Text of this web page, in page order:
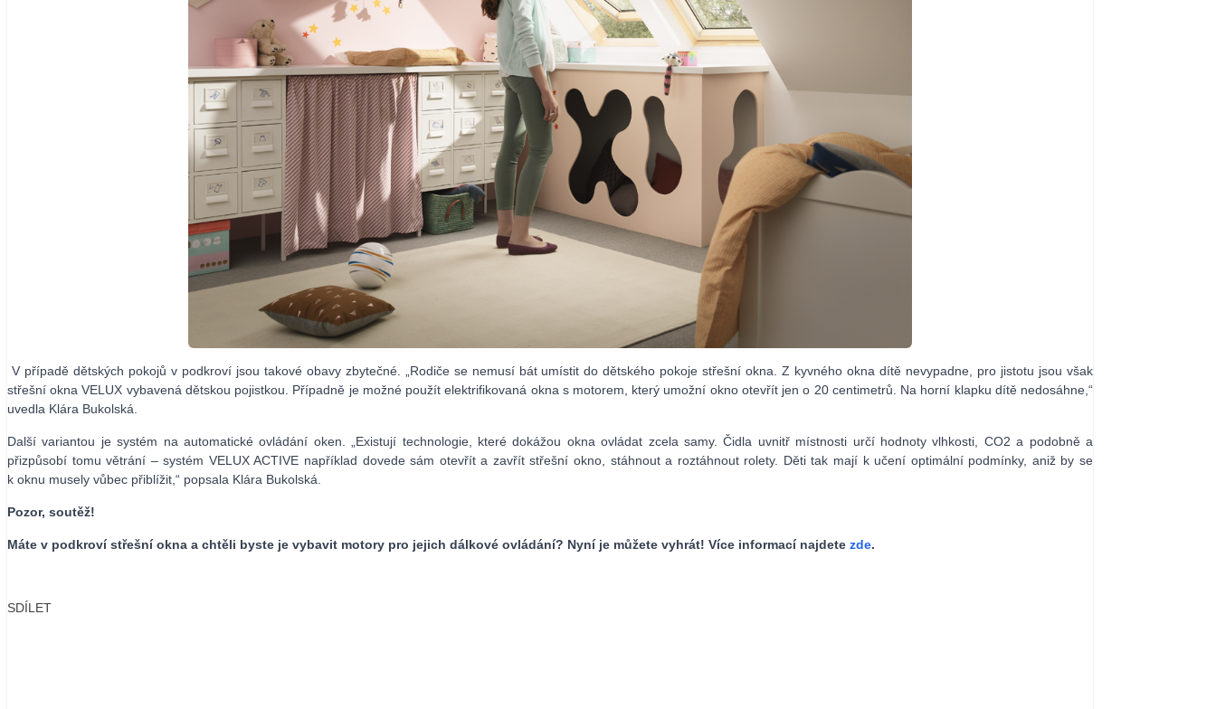
V případě dětských pokojů v podkroví jsou takové obavy zbytečné. „Rodiče se nemusí bát umístit do dětského pokoje střešní okna. Z kyvného okna dítě nevypadne, pro jistotu jsou však
střešní okna VELUX vybavená dětskou pojistkou. Případně je možné použít elektrifikovaná okna s motorem, který umožní okno otevřít jen o 20 centimetrů. Na horní klapku dítě nedosáhne,“
uvedla Klára Bukolská.
Další variantou je systém na automatické ovládání oken. „Existují technologie, které dokážou okna ovládat zcela samy. Čidla uvnitř místnosti určí hodnoty vlhkosti, CO2 a podobně a
přizpůsobí tomu větrání – systém VELUX ACTIVE například dovedesám otevřít a zavřít střešní okno, stáhnout a roztáhnout rolety. Děti tak mají k učení optimální podmínky, aniž by se
k oknu musely vůbec přiblížit,“ popsala Klára Bukolská.
Pozor, soutěž!
Máte v podkroví střešní okna a chtěli byste je vybavit motory pro jejich dálkové ovládání? Nyní je můžete vyhrát! Více informací najdete zde.
SDÍLET